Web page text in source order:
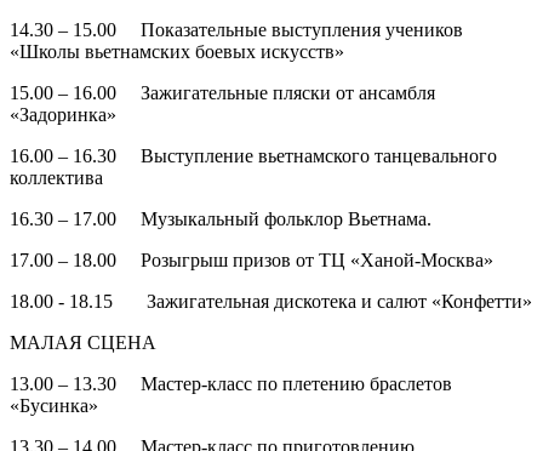
14.30 – 15.00 Показательные выступления учеников
«Школы вьетнамских боевых искусств»
15.00 – 16.00 Зажигательные пляски от ансамбля
«Задоринка»
16.00 – 16.30 Выступление вьетнамского танцевального
коллектива
16.30 – 17.00 Музыкальный фольклор Вьетнама.
17.00 – 18.00 Розыгрыш призов от ТЦ «Ханой-Москва»
18.00 - 18.15 Зажигательная дискотека и салют «Конфетти»
МАЛАЯ СЦЕНА
13.00 – 13.30 Мастер-класс по плетению браслетов
«Бусинка»
13.30 – 14.00 Мастер-класс по приготовлению